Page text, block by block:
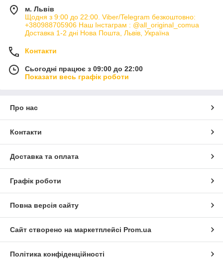
м. Львів
Щодня з 9:00 до 22:00. Viber/Telegram безкоштовно:
+380988705906 Наш Інстаграм : @all_original_comua
Доставка 1-2 дні Нова Пошта, Львів, Україна
Контакти
Сьогодні працює з 09:00 до 22:00
Показати весь графік роботи
Про нас
Контакти
Доставка та оплата
Графік роботи
Повна версія сайту
Сайт створено на маркетплейсі Prom.ua
Політика конфіденційності